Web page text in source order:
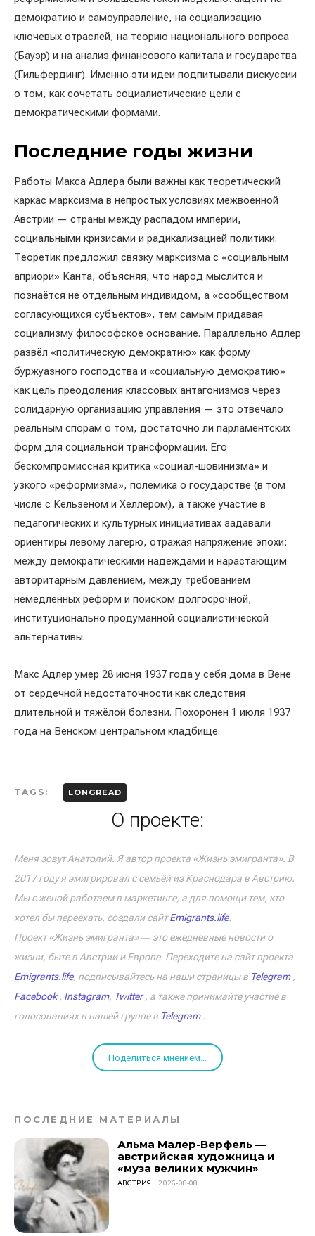
демократию и самоуправление, на социализацию
ключевых отраслей, на теорию национального вопроса
(Бауэр) и на анализ финансового капитала и государства
(Гильфердинг). Именно эти идеи подпитывали дискуссии
о том, как сочетать социалистические цели с
демократическими формами.
Последние годы жизни
Работы Макса Адлера были важны как теоретический
каркас марксизма в непростых условиях межвоенной
Австрии — страны между распадом империи,
социальными кризисами и радикализацией политики.
Теоретик предложил связку марксизма с «социальным
априори» Канта, объясняя, что народ мыслится и
познаётся не отдельным индивидом, а «сообществом
согласующихся субъектов», тем самым придавая
социализму философское основание. Параллельно Адлер
развёл «политическую демократию» как форму
буржуазного господства и «социальную демократию»
как цель преодоления классовых антагонизмов через
солидарную организацию управления — это отвечало
реальным спорам о том, достаточно ли парламентских
форм для социальной трансформации. Его
бескомпромиссная критика «социал-шовинизма» и
узкого «реформизма», полемика о государстве (в том
числе с Кельзеном и Хеллером), а также участие в
педагогических и культурных инициативах задавали
ориентиры левому лагерю, отражая напряжение эпохи:
между демократическими надеждами и нарастающим
авторитарным давлением, между требованием
немедленных реформ и поиском долгосрочной,
институционально продуманной социалистической
альтернативы.
Макс Адлер умер 28 июня 1937 года у себя дома в Вене
от сердечной недостаточности как следствия
длительной и тяжёлой болезни. Похоронен 1 июля 1937
года на Венском центральном кладбище.
TAGS: LONGREAD
О проекте:
Меня зовут Анатолий. Я автор проекта «Жизнь эмигранта». В
2017 году я эмигрировал с семьёй из Краснодара в Австрию.
Мы с женой работаем в маркетинге, а для помощи тем, кто
хотел бы переехать, создали сайтEmigrants.life.
Проект «Жизнь эмигранта» ― это ежедневные новости о
жизни, быте в Австрии и Европе. Переходите на сайт проекта
Emigrants.life, подписывайтесь на наши страницы в Telegram,
Facebook, Instagram, Twitter, а также принимайте участие в
голосованиях в нашей группе в Telegram.
Поделиться мнением...
ПОСЛЕДНИЕ МАТЕРИАЛЫ
Альма Малер-Верфель —
австрийская художница и
«муза великих мужчин»
АВСТРИЯ 2026-08-08